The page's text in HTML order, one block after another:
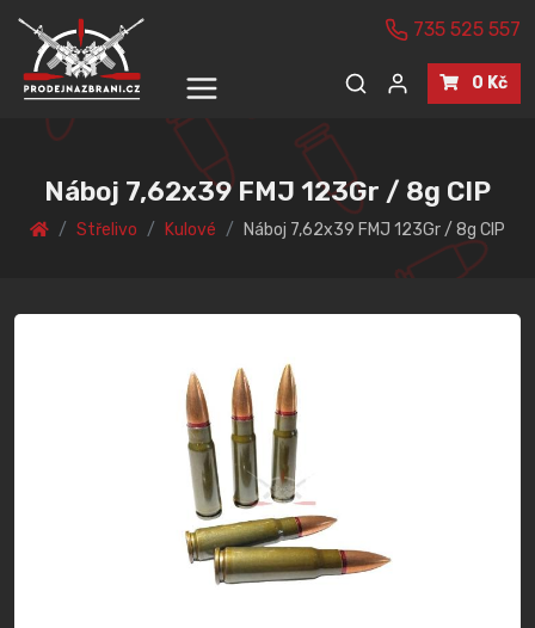
735 525 557
0 Kč
Náboj 7,62x39 FMJ 123Gr / 8g CIP
Střelivo Kulové Náboj 7,62x39 FMJ 123Gr / 8g CIP